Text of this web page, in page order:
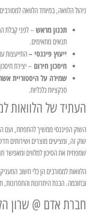
ניהול הלוואה, במיוחד הלוואה
תכנון מראש – לפני קבלת
תנאים מתאימים.
ייעוץ פיננסי –התייעצות
חיסכון חירום – יצירת
שמירה על היסטוריית
סנקציות כלכליות.
העתיד של הלוואות
השוק הפיננסי ממשיך להתפתח, ועם
שוק זה, ומציעים מוצרים ושירותים
שמפחית את הסיכון למלווים ומאפשר
הלוואות למסורבים הן כלי חשוב
ובחוכמה. הבנת היתרונות והחסרונות,
חברת אדם @ שרון